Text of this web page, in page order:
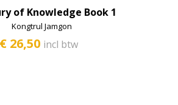
of Knowledge Book 1
Kongtrul Jamgon
€ 26,50 incl btw